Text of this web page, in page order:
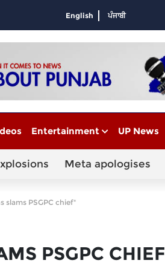
English ਪੰਜਾਬੀ
Entertainment UP News
Meta apologises
slams PSGPC chief"
PSGPC CHIEF